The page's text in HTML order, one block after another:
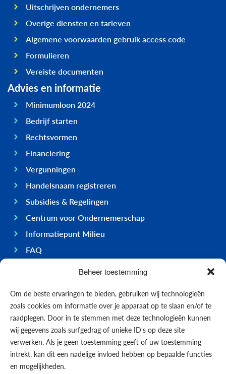
Beheer toestemming
Om de beste ervaringen te bieden, gebruiken wij technologieën
zoals cookies om informatie over je apparaat op te slaan en/of te
raadplegen. Door in te stemmen met deze technologieën kunnen
wij gegevens zoals surfgedrag of unieke ID's op deze site
verwerken. Als je geen toestemming geeft of uw toestemming
intrekt, kan dit een nadelige invloed hebben op bepaalde functies
en mogelijkheden.
Uitschrijven ondernemers
Overige diensten en tarieven
Algemene voorwaarden gebruik access code
Formulieren
Vereiste documenten
Advies en informatie
Minimumloon 2024
Bedrijf starten
Rechtsvormen
Financiering
Vergunningen
Handelsnaam registreren
Subsidies & Regelingen
Centrum voor Ondernemerschap
Informatiepunt Milieu
FAQ
Ondernemen op Bonaire
Economie
Regering
Infrastructuur
Algemeen
Contact opnemen